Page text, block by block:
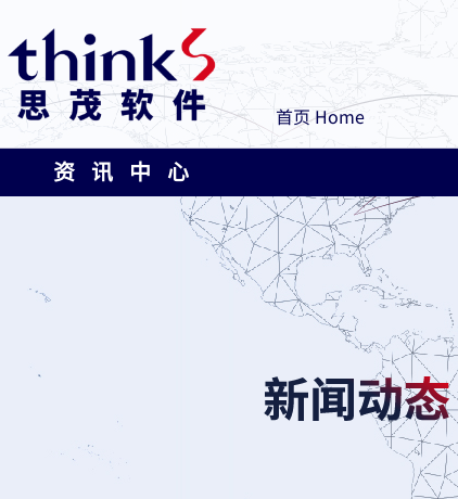
首页 Home
资 讯 中 心